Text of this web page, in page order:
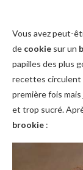
Vous avez peut-
de cookie sur un
papilles des plus
recettes circulent
première fois
et trop sucré.
brookie :